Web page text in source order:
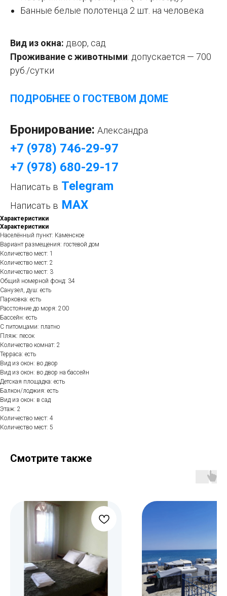
Банные белые полотенца 2 шт. на человека
Вид из окна: двор, сад
Проживание с животными: допускается — 700
руб./сутки
ПОДРОБНЕЕ О ГОСТЕВОМ ДОМЕ
Бронирование: Александра
+7 (978) 746-29-97
+7 (978) 680-29-17
Написать в Telegram
Написать в МАХ
Характеристики
Характеристики
Населённый пункт: Каменское
Вариант размещения: гостевой дом
Количество мест: 1
Количество мест: 2
Количество мест: 3
Общий номерной фонд: 34
Санузел, душ: есть
Парковка: есть
Расстояние до моря: 200
Бассейн: есть
С питомцами: платно
Пляж: песок
Количество комнат: 2
Терраса: есть
Вид из окон: во двор
Вид из окон: во двор на бассейн
Детская площадка: есть
Балкон/лоджия: есть
Вид из окон: в сад
Этаж: 2
Количество мест: 4
Количество мест: 5
Смотрите также